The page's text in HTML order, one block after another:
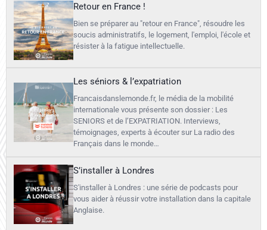
Retour en France !
Bien se préparer au "retour en France", résoudre les
soucis administratifs, le logement, l'emploi, l'école et
résister à la fatigue intellectuelle.
Les séniors & l’expatriation
Francaisdanslemonde.fr, le média de la mobilité
internationale vous présente son dossier : Les
SENIORS et de l’EXPATRIATION. Interviews,
témoignages, experts à écouter sur La radio des
Français dans le monde…
S’installer à Londres
S'installer à Londres : une série de podcasts pour
vous aider à réussir votre installation dans la capitale
Anglaise.